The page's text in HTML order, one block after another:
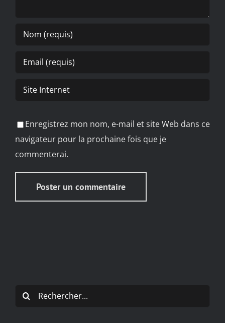
Enregistrez mon nom, e-mail et site Web dans ce
navigateur pour la prochaine fois que je
commenterai.
Rechercher: